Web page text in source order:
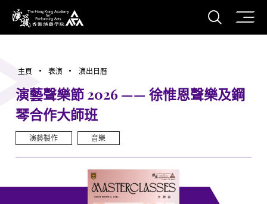
香港演藝學院
打開
主頁 表演 演出日曆
演藝聲樂節 2026 —— 徐惟恩聲樂及鋼
琴合作大師班
演藝製作 音樂